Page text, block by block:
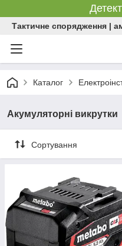
Тактичне спорядження |
Каталог
Акумуляторні викрутки
Сортування